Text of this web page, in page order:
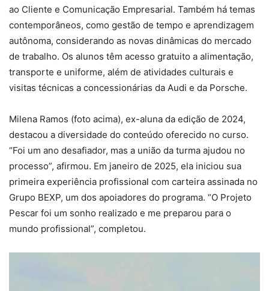
ao Cliente e Comunicação Empresarial. Também há temas
contemporâneos, como gestão de tempo e aprendizagem
autônoma, considerando as novas dinâmicas do mercado
de trabalho. Os alunos têm acesso gratuito a alimentação,
transporte e uniforme, além de atividades culturais e
visitas técnicas a concessionárias da Audi e da Porsche.
Milena Ramos (foto acima), ex-aluna da edição de 2024,
destacou a diversidade do conteúdo oferecido no curso.
“Foi um ano desafiador, mas a união da turma ajudou no
processo”, afirmou. Em janeiro de 2025, ela iniciou sua
primeira experiência profissional com carteira assinada no
Grupo BEXP, um dos apoiadores do programa. “O Projeto
Pescar foi um sonho realizado e me preparou para o
mundo profissional”, completou.